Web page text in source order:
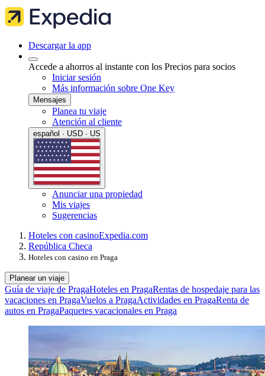
Descargar la app
Accede a ahorros al instante con los Precios para socios
Iniciar sesión
Más información sobre One Key
Mensajes
Planea tu viaje
Atención al cliente
español · USD · US
Anunciar una propiedad
Mis viajes
Sugerencias
Hoteles con casinoExpedia.com
República Checa
Hoteles con casino en Praga
Planear un viaje
Guía de viaje de PragaHoteles en PragaRentas de hospedaje para las
vacaciones en PragaVuelos a PragaActividades en PragaRenta de
autos en PragaPaquetes vacacionales en Praga